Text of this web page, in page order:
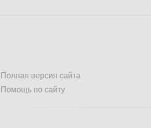
Полная версия сайта
Помощь по сайту